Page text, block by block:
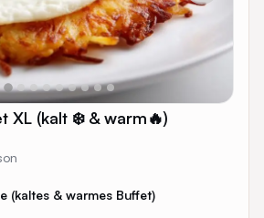
XL (kalt ❄️ & warm🔥)
(kaltes & warmes Buffet)